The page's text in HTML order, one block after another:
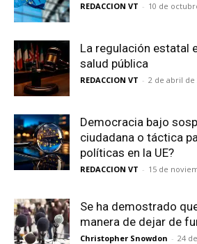
REDACCION VT - 10 de
La regulación estatal
salud pública
REDACCION VT - 2 de abril de
Democracia bajo
ciudadana o táctica
políticas en la UE?
REDACCION VT - 15 de
Se ha demostrado
manera de dejar de
Christopher Snowdon - 24